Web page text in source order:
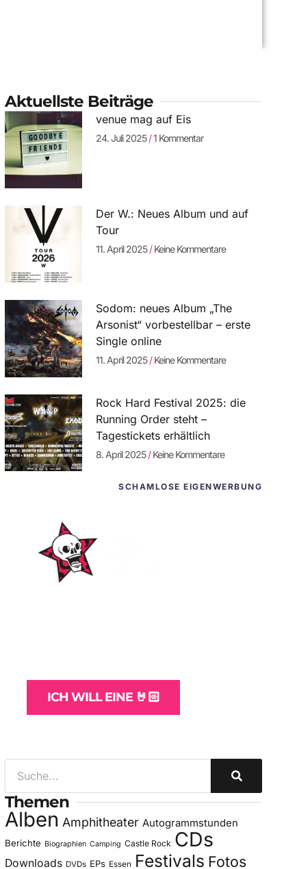
Aktuellste Beiträge
venue mag auf Eis
24. Juli 2025 1 Kommentar
Der W.: Neues Album und auf
Tour
11. April 2025 Keine Kommentare
Sodom: neues Album „The
Arsonist“ vorbestellbar – erste
Single online
11. April 2025 Keine Kommentare
Rock Hard Festival 2025: die
Running Order steht –
Tagestickets erhältlich
8. April 2025 Keine Kommentare
SCHAMLOSE EIGENWERBUNG
ICH WILL EINE 🤘🏻
Themen
Alben Amphitheater Autogrammstunden
Berichte Biographien Camping Castle Rock CDs
Downloads DVDs EPs Essen Festivals Fotos